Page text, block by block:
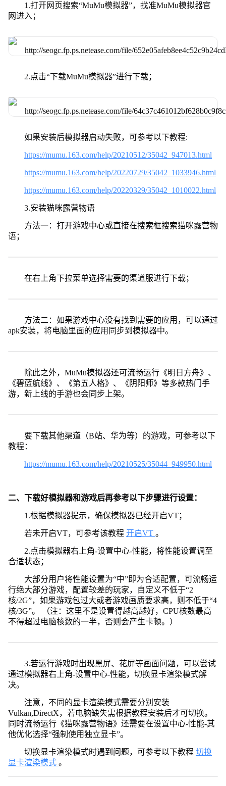
1.打开网页搜索“MuMu模拟器”，找准MuMu模拟器官
网进入；
2.点击“下载MuMu模拟器”进行下载；
如果安装后模拟器启动失败，可参考以下教程:
https://mumu.163.com/help/20210512/35042_947013.html
https://mumu.163.com/help/20220729/35042_1033946.html
https://mumu.163.com/help/20220329/35042_1010022.html
3.安装猫咪露营物语
方法一：打开游戏中心或直接在搜索框搜索猫咪露营物
语；
在右上角下拉菜单选择需要的渠道服进行下载；
方法二：如果游戏中心没有找到需要的应用，可以通过
apk安装，将电脑里面的应用同步到模拟器中。
除此之外，MuMu模拟器还可流畅运行《明日方舟》、
《碧蓝航线》、《第五人格》、《阴阳师》等多款热门手
游，新上线的手游也会同步上架。
要下载其他渠道（B站、华为等）的游戏，可参考以下
教程：
https://mumu.163.com/help/20210525/35044_949950.html
二、下载好模拟器和游戏后再参考以下步骤进行设置：
1.根据模拟器提示，确保模拟器已经开启VT；
若未开启VT，可参考该教程 开启VT 。
2.点击模拟器右上角-设置中心-性能，将性能设置调至
合适状态；
大部分用户将性能设置为“中”即为合适配置，可流畅运
行绝大部分游戏，配置较差的玩家，自定义不低于“2
核/2G”，如果游戏包过大或者游戏画质要求高，则不低于“4
核/3G”。 （注：这里不是设置得越高越好，CPU核数最高
不得超过电脑核数的一半，否则会产生卡顿。）
3.若运行游戏时出现黑屏、花屏等画面问题，可以尝试
通过模拟器右上角-设置中心-性能，切换显卡渲染模式解
决。
注意，不同的显卡渲染模式需要分别安装
Vulkan,DirectX，若电脑缺失需根据教程安装后才可切换。
同时流畅运行《猫咪露营物语》还需要在设置中心-性能-其
他优化选择“强制使用独立显卡”。
切换显卡渲染模式时遇到问题，可参考以下教程 切换
显卡渲染模式 。